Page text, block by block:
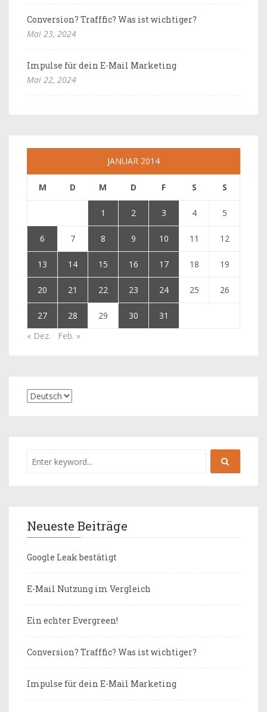
Conversion? Trafffic? Was ist wichtiger?
Mai 23, 2024
Impulse für dein E-Mail Marketing
Mai 22, 2024
JANUAR 2014
M D M D F S S
1 2 3 4 5
6 7 8 9 10 11 12
13 14 15 16 17 18 19
20 21 22 23 24 25 26
27 28 29 30
31
« Dez.
Feb. »
Neueste Beiträge
Google Leak bestätigt
E-Mail Nutzung im Vergleich
Ein echter Evergreen!
Conversion? Trafffic? Was ist wichtiger?
Impulse für dein E-Mail Marketing